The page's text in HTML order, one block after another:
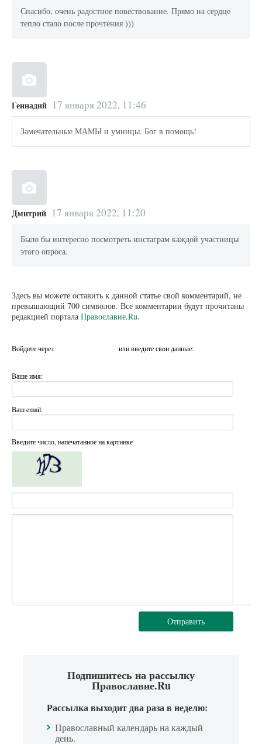
Спасибо, очень радостное повествование. Прямо на сердце
тепло стало после прочтения )))
Геннадий 17 января 2022, 11:46
Замечательные МАМЫ и умницы. Бог в помощь!
Дмитрий 17 января 2022, 11:20
Было бы интересно посмотреть инстаграм каждой участницы
этого опроса.
Здесь вы можете оставить к данной статье свой комментарий, не
превышающий 700 символов. Все комментарии будут прочитаны
редакцией портала Православие.Ru.
Войдите через или введите свои данные:
Ваше имя:
Ваш email:
Введите число, напечатанное на картинке
Отправить
Подпишитесь на рассылку
Православие.Ru
Рассылка выходит два раза в неделю:
Православный календарь на каждый
день.